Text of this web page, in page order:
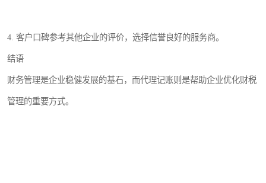
4. 客户口碑参考其他企业的评价，选择信誉良好的服务商。
结语
财务管理是企业稳健发展的基石，而代理记账则是帮助企业优化财税
管理的重要方式。